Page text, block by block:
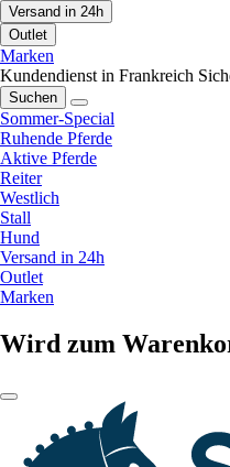
Versand in 24h
Outlet
Marken
Kundendienst in Frankreich
Suchen
Sommer-Special
Ruhende Pferde
Aktive Pferde
Reiter
Westlich
Stall
Hund
Versand in 24h
Outlet
Marken
Wird zum